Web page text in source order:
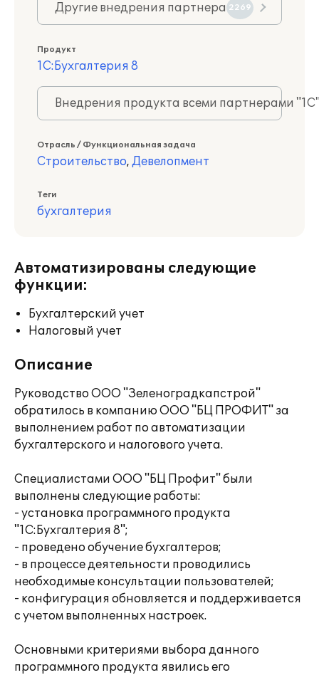
Другие внедрения партнера 2269
Продукт
1С:Бухгалтерия 8
Внедрения продукта всеми партнерами
Отрасль / Функциональная задача
Строительство, Девелопмент
Теги
бухгалтерия
Автоматизированы следующие
функции:
Бухгалтерский учет
Налоговый учет
Описание
Руководство ООО "Зеленоградкапстрой"
обратилось в компанию ООО "БЦ ПРОФИТ" за
выполнением работ по автоматизации
бухгалтерского и налогового учета.
Специалистами ООО "БЦ Профит" были
выполнены следующие работы:
- установка программного продукта
"1С:Бухгалтерия 8";
- проведено обучение бухгалтеров;
- в процессе деятельности проводились
необходимые консультации пользователей;
- конфигурация обновляется и поддерживается
с учетом выполненных настроек.
Основными критериями выбора данного
программного продукта явились его